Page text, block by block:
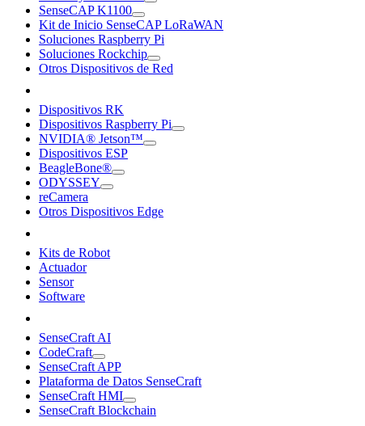
SenseCAP K1100
Kit de Inicio SenseCAP LoRaWAN
Soluciones Raspberry Pi
Soluciones Rockchip
Otros Dispositivos de Red
Dispositivos RK
Dispositivos Raspberry Pi
NVIDIA® Jetson™
Dispositivos ESP
BeagleBone®
ODYSSEY
reCamera
Otros Dispositivos Edge
Kits de Robot
Actuador
Sensor
Software
SenseCraft AI
CodeCraft
SenseCraft APP
Plataforma de Datos SenseCraft
SenseCraft HMI
SenseCraft Blockchain